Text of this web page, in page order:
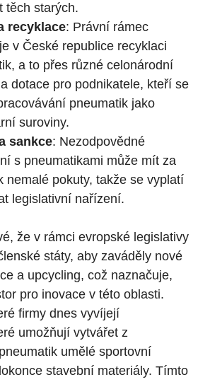
těch starých.
recyklace: Právní rámec
v České republice recyklaci
a to přes různé celonárodní
dotace pro podnikatele, kteří se
pneumatik jako
suroviny.
sankce: Nezodpovědné
s pneumatikami může mít za
nemalé pokuty, takže se vyplatí
legislativní nařízení.
že v rámci evropské legislativy
státy, aby zaváděly nové
a upcycling, což naznačuje,
pro inovace v této oblasti.
firmy dnes vyvíjejí
umožňují vytvářet z
umělé sportovní
stavební materiály. Tímto